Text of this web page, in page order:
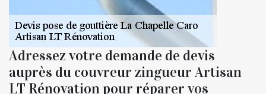
Adressez votre demande de devis
auprès du couvreur zingueur Artisan
LT Rénovation pour réparer vos